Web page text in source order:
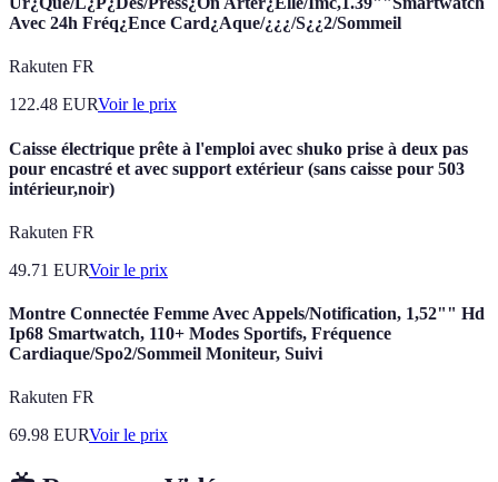
Avec 24h Fréq¿Ence Card¿Aque/¿¿¿/S¿¿2/Sommeil
Rakuten FR
122.48 EURVoir le prix
Caisse électrique prête à l'emploi avec shuko prise à deux pas
pour encastré et avec support extérieur (sans caisse pour 503
intérieur,noir)
Rakuten FR
49.71 EURVoir le prix
Montre Connectée Femme Avec Appels/Notification, 1,52"" Hd
Ip68 Smartwatch, 110+ Modes Sportifs, Fréquence
Cardiaque/Spo2/Sommeil Moniteur, Suivi
Rakuten FR
69.98 EURVoir le prix